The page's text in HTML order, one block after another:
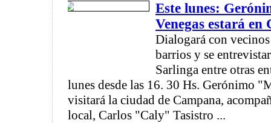
Este lunes:
Venegas estará en
Dialogará con
barrios y se
Sarlinga entre otras
lunes desde las 16. 30 Hs. Gerónimo
visitará la ciudad de Campana,
local, Carlos "Caly" Tasistro ...